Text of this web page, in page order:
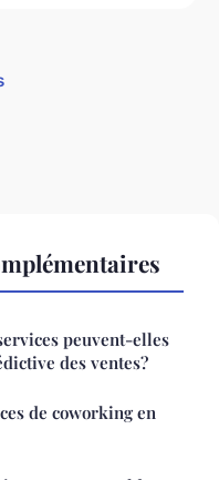
peuvent-elles
des ventes?
de coworking en